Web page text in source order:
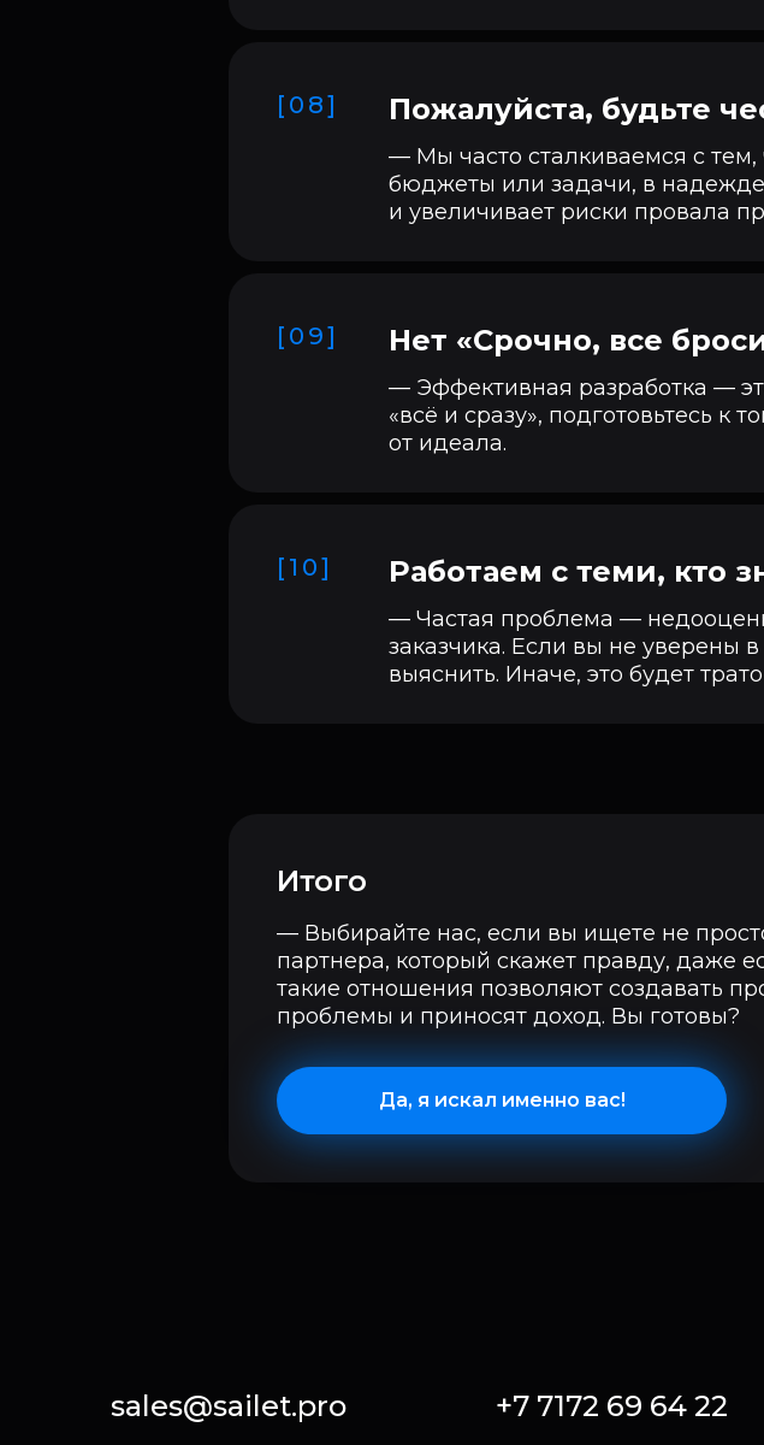
[08]
— Мы часто сталкиваемся с
бюджеты или задачи, в надежде
и увеличивает риски провала
Пожалуйста, будьте
[09]
— Эффективная разработка —
«всё и сразу», подготовьтесь к
от идеала.
Нет «Срочно, все
[10]
— Частая проблема —
заказчика. Если вы не уверены
выяснить. Иначе, это будет
Работаем с теми, кто
— Выбирайте нас, если вы ищете не
партнера, который скажет правду, даже
такие отношения позволяют создавать
проблемы и приносят доход. Вы готовы?
Итого
Да, я искал именно вас!
sales@sailet.pro +7 7172 69 64 22